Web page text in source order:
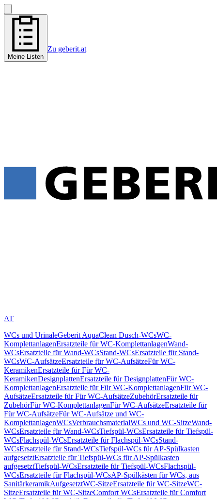
Meine Listen
Zu geberit.at
AT
WCs und UrinaleGeberit AquaClean Dusch-WCsWC-
KomplettanlagenErsatzteile für WC-KomplettanlagenWand-
WCsErsatzteile für Wand-WCsStand-WCsErsatzteile für Stand-
WCsWC-AufsätzeErsatzteile für WC-AufsätzeFür WC-
KeramikenErsatzteile für Für WC-
KeramikenDesignplattenErsatzteile für DesignplattenFür WC-
KomplettanlagenErsatzteile für Für WC-KomplettanlagenFür WC-
AufsätzeErsatzteile für Für WC-AufsätzeZubehörErsatzteile für
ZubehörFür WC-KomplettanlagenFür WC-AufsätzeErsatzteile für
Für WC-AufsätzeFür WC-Aufsätze und WC-
KomplettanlagenWCsVerbrauchsmaterialWCs und WC-SitzeWand-
WCsErsatzteile für Wand-WCsTiefspül-WCsErsatzteile für Tiefspül-
WCsFlachspül-WCsErsatzteile für Flachspül-WCsStand-
WCsErsatzteile für Stand-WCsTiefspül-WCs für AP-Spülkasten
aufgesetztErsatzteile für Tiefspül-WCs für AP-Spülkasten
aufgesetztTiefspül-WCsErsatzteile für Tiefspül-WCsFlachspül-
WCsErsatzteile für Flachspül-WCsAP-Spülkästen für WCs, aus
SanitärkeramikAufgesetztWC-SitzeErsatzteile für WC-SitzeWC-
SitzeErsatzteile für WC-SitzeComfort WCsErsatzteile für Comfort